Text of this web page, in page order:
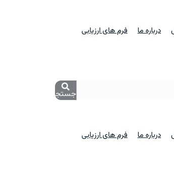
درباره ما فرم های ارزیابی
جستجو
درباره ما
فرم های ارزیابی